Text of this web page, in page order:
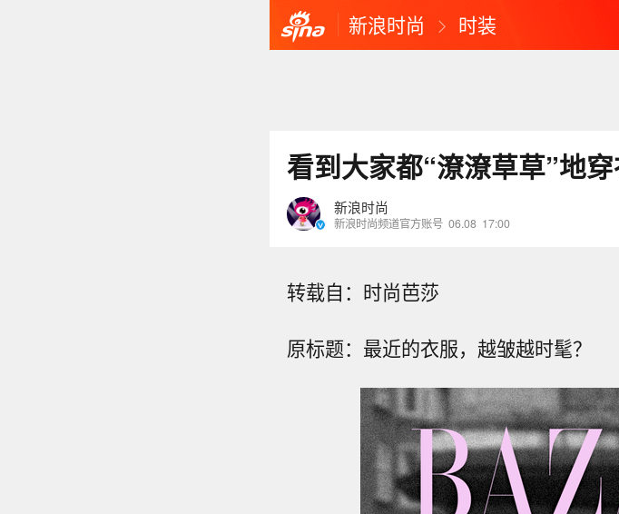
新浪时尚 时装
看到大家都“潦潦草草”地
新浪时尚
新浪时尚频道官方账号 06.08 17:00
转载自：时尚芭莎
原标题：最近的衣服，越皱越时髦？